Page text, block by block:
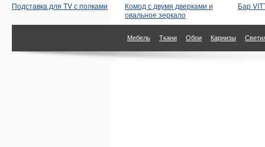
Подставка для TV с полками
Комод с двумя дверками и
овальное зеркало
Бар
Мебель Ткани Обои Карнизы